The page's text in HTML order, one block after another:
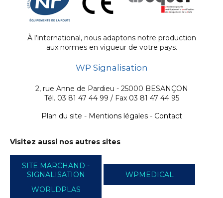
À l’international, nous adaptons notre production
aux normes en vigueur de votre pays.
WP Signalisation
2, rue Anne de Pardieu - 25000 BESANÇON
Tél. 03 81 47 44 99 / Fax 03 81 47 44 95
Plan du site - Mentions légales- Contact
Visitez aussi nos autres sites
SITE MARCHAND -
SIGNALISATION
WPMEDICAL
WORLDPLAS